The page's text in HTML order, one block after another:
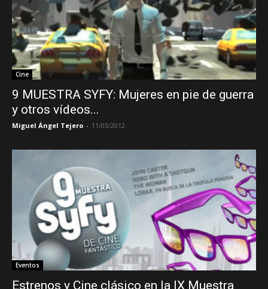
Cine
9 MUESTRA SYFY: Mujeres en pie de guerra
y otros vídeos...
Miguel Ángel Tejero - 11/03/2012
Eventos
Estrenos y Cine clásico en la IX Muestra